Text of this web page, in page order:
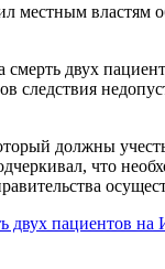
властям
двух
следствия
должны
что
двух пациентов